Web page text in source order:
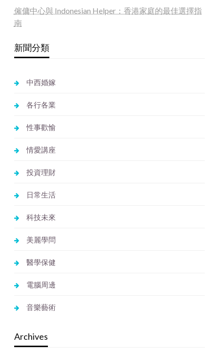
僱傭中心與 Indonesian Helper：香港家庭的最佳選擇指
南
新聞分類
中西婚嫁
各行各業
性事歡愉
情愛講座
投資理財
日常生活
科技未來
美麗學問
醫學保健
電腦周邊
音樂藝術
Archives